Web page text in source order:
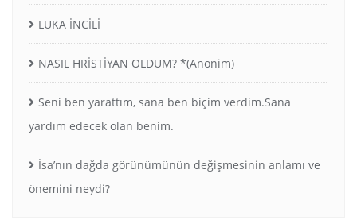
LUKA İNCİLİ
NASIL HRİSTİYAN OLDUM? *(Anonim)
Seni ben yarattım, sana ben biçim verdim.Sana
yardım edecek olan benim.
İsa’nın dağda görünümünün değişmesinin anlamı ve
önemini neydi?